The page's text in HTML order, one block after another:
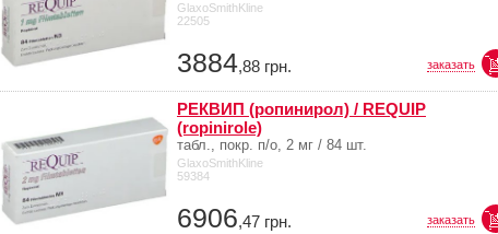
GlaxoSmithKline
22505
3884,88 грн. заказать
РЕКВИП (ропинирол) / REQUIP
(ropinirole)
табл., покр. п/о, 2 мг / 84 шт.
GlaxoSmithKline
59384
6906,47 грн. заказать